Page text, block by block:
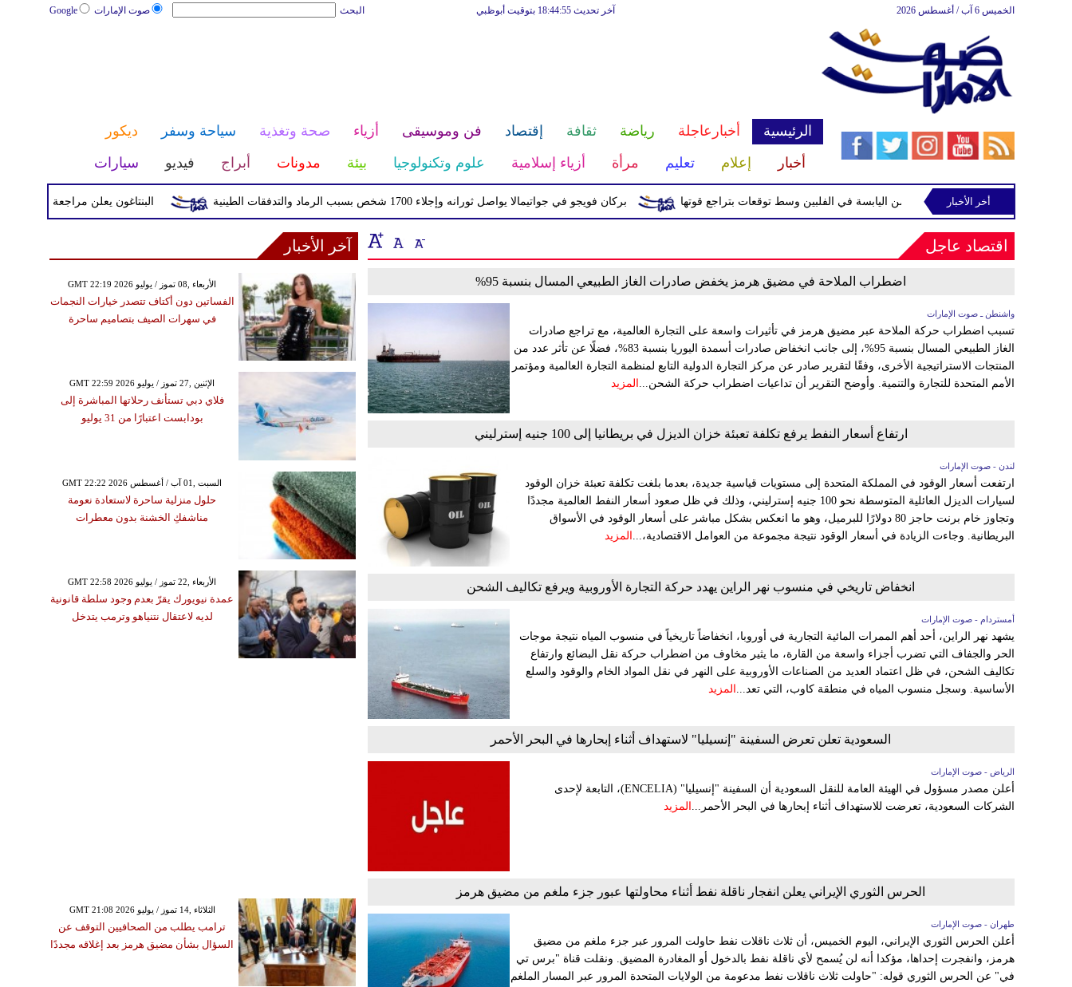
صوت الإمارات Google البحث آخر تحديث 18:44:55 بتوقيت أبوظبي الخميس 6 آب / أغسطس 2026
الرئيسية أخبارعاجلة رياضة ثقافة إقتصاد فن وموسيقى أزياء صحة وتغذية سياحة وسفر
ديكور
أخبار
إعلام تعليم مرأة أزياء إسلامية علوم وتكنولوجيا بيئة مدونات أبراج فيديو سيارات
البنتاغون يعلن مراجعة التواجد بركان فويجو في جواتيمالا يواصل ثورانه وإجلاء 1700 شخص بسبب الرماد والتدفقات الطينية الاستوائية "مايماي" تقترب من اليابسة في الفلبين وسط توقعات بتراجع قوتها
أخر الأخبار
اقتصاد عاجل
اضطراب الملاحة في مضيق هرمز يخفض صادرات الغاز الطبيعي المسال بنسبة 95%
واشنطن ـ صوت الإمارات
تسبب اضطراب حركة الملاحة عبر مضيق هرمز في تأثيرات واسعة على التجارة العالمية، مع تراجع صادرات
الغاز الطبيعي المسال بنسبة 95%، إلى جانب انخفاض صادرات أسمدة اليوريا بنسبة 83%، فضلًا عن تأثر عدد من
المنتجات الاستراتيجية الأخرى، وفقًا لتقرير صادر عن مركز التجارة الدولية التابع لمنظمة التجارة العالمية ومؤتمر
الأمم المتحدة للتجارة والتنمية. وأوضح التقرير أن تداعيات اضطراب حركة الشحن... المزيد
ارتفاع أسعار النفط يرفع تكلفة تعبئة خزان الديزل في بريطانيا إلى 100 جنيه إسترليني
لندن - صوت الإمارات
ارتفعت أسعار الوقود في المملكة المتحدة إلى مستويات قياسية جديدة، بعدما بلغت تكلفة تعبئة خزان الوقود
لسيارات الديزل العائلية المتوسطة نحو 100 جنيه إسترليني، وذلك في ظل صعود أسعار النفط العالمية مجددًا
وتجاوز خام برنت حاجز 80 دولارًا للبرميل، وهو ما انعكس بشكل مباشر على أسعار الوقود في الأسواق
البريطانية. وجاءت الزيادة في أسعار الوقود نتيجة مجموعة من العوامل الاقتصادية،... المزيد
انخفاض تاريخي في منسوب نهر الراين يهدد حركة التجارة الأوروبية ويرفع تكاليف الشحن
أمستردام - صوت الإمارات
يشهد نهر الراين، أحد أهم الممرات المائية التجارية في أوروبا، انخفاضاً تاريخياً في منسوب المياه نتيجة موجات
الحر والجفاف التي تضرب أجزاء واسعة من القارة، ما يثير مخاوف من اضطراب حركة نقل البضائع وارتفاع
تكاليف الشحن، في ظل اعتماد العديد من الصناعات الأوروبية على النهر في نقل المواد الخام والوقود والسلع
الأساسية. وسجل منسوب المياه في منطقة كاوب، التي تعد... المزيد
السعودية تعلن تعرض السفينة "إنسيليا" لاستهداف أثناء إبحارها في البحر الأحمر
الرياض - صوت الإمارات
أعلن مصدر مسؤول في الهيئة العامة للنقل السعودية أن السفينة "إنسيليا" (ENCELIA)، التابعة لإحدى
الشركات السعودية، تعرضت للاستهداف أثناء إبحارها في البحر الأحمر...
المزيد
الحرس الثوري الإيراني يعلن انفجار ناقلة نفط أثناء محاولتها عبور جزء ملغم من مضيق هرمز
طهران - صوت الإمارات
أعلن الحرس الثوري الإيراني، اليوم الخميس، أن ثلاث ناقلات نفط حاولت المرور عبر جزء ملغم من مضيق
هرمز، وانفجرت إحداها، مؤكدا أنه لن يُسمح لأي ناقلة نفط بالدخول أو المغادرة المضيق. ونقلت قناة "برس تي
في" عن الحرس الثوري قوله: "حاولت ثلاث ناقلات نفط مدعومة من الولايات المتحدة المرور عبر المسار الملغم
آخر الأخبار
GMT 22:19 2026 الأربعاء ,08 تموز / يوليو
الفساتين دون أكتاف تتصدر خيارات النجمات
في سهرات الصيف بتصاميم ساحرة
GMT 22:59 2026 الإثنين ,27 تموز / يوليو
فلاي دبي تستأنف رحلاتها المباشرة إلى
بودابست اعتبارًا من 31 يوليو
GMT 22:22 2026 السبت ,01 آب / أغسطس
حلول منزلية ساحرة لاستعادة نعومة
مناشفكِ الخشنة بدون معطرات
GMT 22:58 2026 الأربعاء ,22 تموز / يوليو
عمدة نيويورك يقرّ بعدم وجود سلطة قانونية
لديه لاعتقال نتنياهو وترمب يتدخل
GMT 21:08 2026 الثلاثاء ,14 تموز / يوليو
ترامب يطلب من الصحافيين التوقف عن
السؤال بشأن مضيق هرمز بعد إغلاقه مجددًا